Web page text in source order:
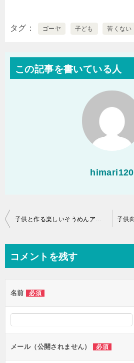
タグ ゴーヤ 子ども 苦くない
この記事を書いている人
himari120
投
ビ
ー
シ
ン
子供と作る楽しいそうめんアレンジ！
コメントを残す
名前 必須
メール（公開されません） 必須